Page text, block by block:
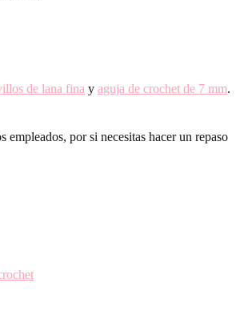
de lana fina y aguja de crochet de 7 mm.
empleados, por si necesitas hacer un repaso